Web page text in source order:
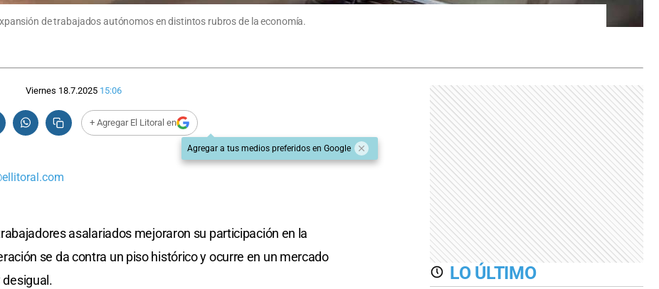
de trabajados autónomos en distintos rubros de la economía.
Viernes 18.7.2025 15:06
+ Agregar El Litoral en
Agregar a tus medios preferidos en Google
asalariados mejoraron su participación en la
se da contra un piso histórico y ocurre en un mercado
desigual.
LO ÚLTIMO